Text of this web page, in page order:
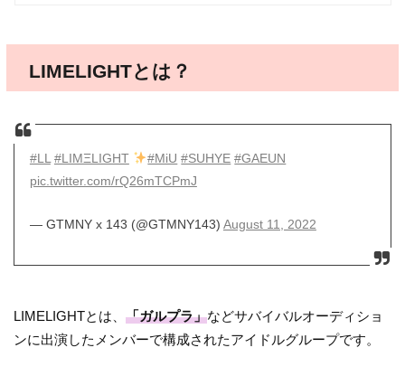
LIMELIGHTとは？
#LL #LIMΞLIGHT #MiU #SUHYE #GAEUN
pic.twitter.com/rQ26mTCPmJ
— GTMNY x 143 (@GTMNY143) August 11, 2022
LIMELIGHTとは、「ガルプラ」などサバイバルオーディショ
ンに出演したメンバーで構成されたアイドルグループです。